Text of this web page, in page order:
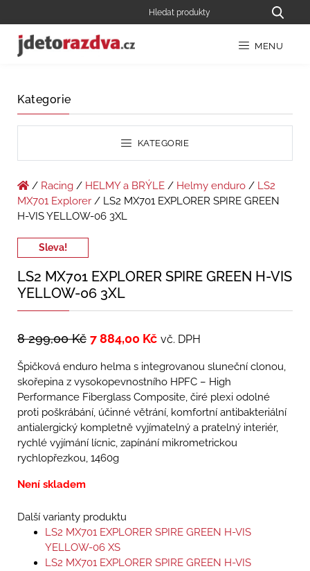
MENU
Kategorie
KATEGORIE
/ Racing / HELMY a BRÝLE / Helmy enduro / LS2
MX701 Explorer / LS2 MX701 EXPLORER SPIRE GREEN
H-VIS YELLOW-06 3XL
Sleva!
LS2 MX701 EXPLORER SPIRE GREEN H-VIS
YELLOW-06 3XL
8 299,00Kč 7 884,00 Kč vč. DPH
Špičková enduro helma s integrovanou sluneční clonou,
skořepina z vysokopevnostního HPFC – High
Performance Fiberglass Composite, čiré plexi odolné
proti poškrábání, účinné větrání, komfortní antibakteriální
antialergický kompletně vyjímatelný a pratelný interiér,
rychlé vyjímání lícnic, zapínání mikrometrickou
rychlopřezkou, 1460g
Není skladem
Další varianty produktu
LS2 MX701 EXPLORER SPIRE GREEN H-VIS
YELLOW-06 XS
LS2 MX701 EXPLORER SPIRE GREEN H-VIS